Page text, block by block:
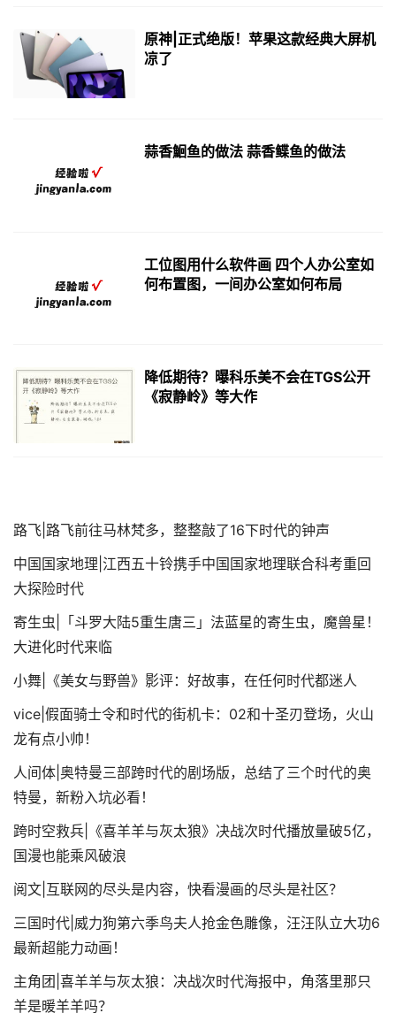
原神|正式绝版！苹果这款经典大屏机
凉了
蒜香鮰鱼的做法 蒜香鲽鱼的做法
工位图用什么软件画 四个人办公室如
何布置图，一间办公室如何布局
降低期待？曝科乐美不会在TGS公开
《寂静岭》等大作
路飞|路飞前往马林梵多，整整敲了16下时代的钟声
中国国家地理|江西五十铃携手中国国家地理联合科考重回
大探险时代
寄生虫|「斗罗大陆5重生唐三」法蓝星的寄生虫，魔兽星！
大进化时代来临
小舞|《美女与野兽》影评：好故事，在任何时代都迷人
vice|假面骑士令和时代的街机卡：02和十圣刃登场，火山
龙有点小帅！
人间体|奥特曼三部跨时代的剧场版，总结了三个时代的奥
特曼，新粉入坑必看！
跨时空救兵|《喜羊羊与灰太狼》决战次时代播放量破5亿，
国漫也能乘风破浪
阅文|互联网的尽头是内容，快看漫画的尽头是社区？
三国时代|威力狗第六季鸟夫人抢金色雕像，汪汪队立大功6
最新超能力动画！
主角团|喜羊羊与灰太狼：决战次时代海报中，角落里那只
羊是暖羊羊吗？